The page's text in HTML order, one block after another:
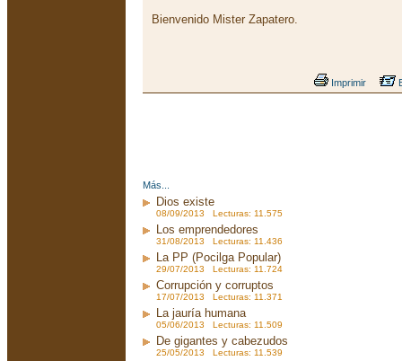
Bienvenido Mister Zapatero.
Imprimir
Más...
Dios existe
08/09/2013 Lecturas: 11.575
Los emprendedores
31/08/2013 Lecturas: 11.436
La PP (Pocilga Popular)
29/07/2013 Lecturas: 11.724
Corrupción y corruptos
17/07/2013 Lecturas: 11.371
La jauría humana
05/06/2013 Lecturas: 11.509
De gigantes y cabezudos
25/05/2013 Lecturas: 11.539